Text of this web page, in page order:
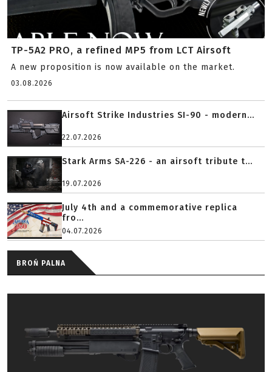
TP-5A2 PRO, a refined MP5 from LCT Airsoft
A new proposition is now available on the market.
03.08.2026
Airsoft Strike Industries SI-90 - modern...
22.07.2026
Stark Arms SA-226 - an airsoft tribute t...
19.07.2026
July 4th and a commemorative replica
fro...
04.07.2026
BROŃ PALNA